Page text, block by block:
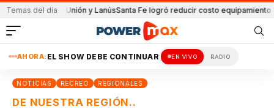
Temas del día
de Unión y LanúsSanta Fe logró reducir costo equipamiento
AHORA: EL SHOW DEBE CONTINUAR EN VIVO RADIO
NOTICIAS RECREO REGIONALES
DE NUESTRA REGIÓN..